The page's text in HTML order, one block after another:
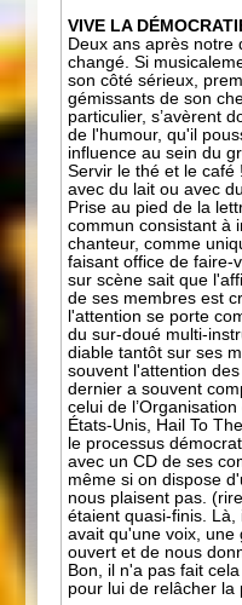
VIVE LA
Deux ans après
changé. Si
son côté sérieux,
gémissants de son
particulier, s’avèrent
de l'humour, qu'il
influence au sein du
Servir le thé et le
avec du lait ou avec
Prise au pied de la
commun consistant à
chanteur, comme
faisant office de faire-
sur scène sait que
de ses membres est
l'attention se porte
du sur-doué multi-
diable tantôt sur ses
souvent l'attention
dernier a souvent
celui de
États-Unis, Hail To
le processus
avec un CD de ses
même si on dispose
nous plaisent pas.
étaient quasi-finis.
avait qu'une voix, une
ouvert et de nous
Bon, il n'a pas fait
pour lui de relâcher la